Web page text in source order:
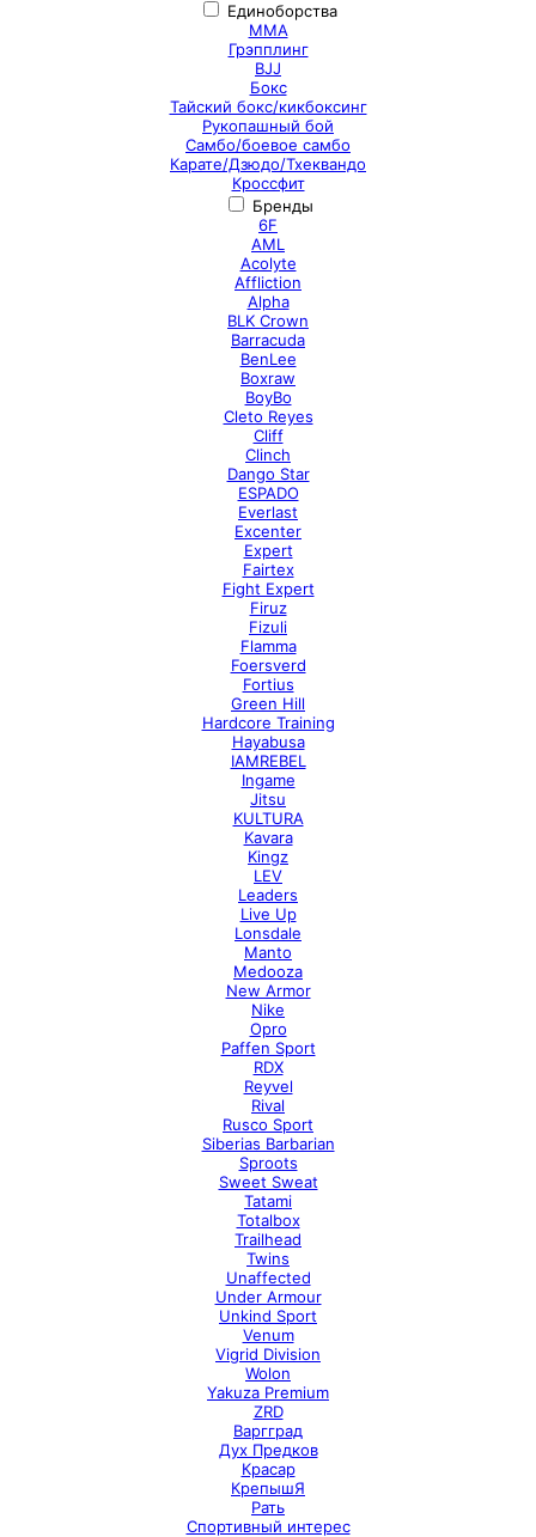
Единоборства
ММА
Грэпплинг
BJJ
Бокс
Тайский бокс/кикбоксинг
Рукопашный бой
Самбо/боевое самбо
Карате/Дзюдо/Тхеквандо
Кроссфит
Бренды
6F
AML
Acolyte
Affliction
Alpha
BLK Crown
Barracuda
BenLee
Boxraw
BoyBo
Cleto Reyes
Cliff
Clinch
Dango Star
ESPADO
Everlast
Excenter
Expert
Fairtex
Fight Expert
Firuz
Fizuli
Flamma
Foersverd
Fortius
Green Hill
Hardcore Training
Hayabusa
IAMREBEL
Ingame
Jitsu
KULTURA
Kavara
Kingz
LEV
Leaders
Live Up
Lonsdale
Manto
Medooza
New Armor
Nike
Opro
Paffen Sport
RDX
Reyvel
Rival
Rusco Sport
Siberias Barbarian
Sproots
Sweet Sweat
Tatami
Totalbox
Trailhead
Twins
Unaffected
Under Armour
Unkind Sport
Venum
Vigrid Division
Wolon
Yakuza Premium
ZRD
Варгград
Дух Предков
Красар
КрепышЯ
Рать
Спортивный интерес